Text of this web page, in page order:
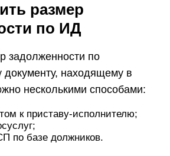
размер
по ИД
задолженности по
документу, находящему в
несколькими способами:
к приставу-исполнителю;
по базе должников.